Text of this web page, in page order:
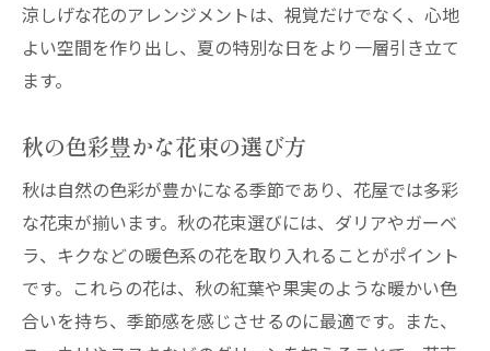
涼しげな花のアレンジメントは、視覚だけでなく、心地
よい空間を作り出し、夏の特別な日をより一層引き立て
ます。
秋の色彩豊かな花束の選び方
秋は自然の色彩が豊かになる季節であり、花屋では多彩
な花束が揃います。秋の花束選びには、ダリアやガーベ
ラ、キクなどの暖色系の花を取り入れることがポイント
です。これらの花は、秋の紅葉や果実のような暖かい色
合いを持ち、季節感を感じさせるのに最適です。また、